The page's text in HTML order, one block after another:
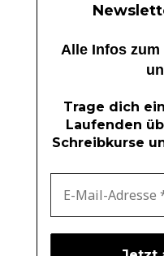
Alle Infos
Trage dich
Laufenden
Schreibkurse